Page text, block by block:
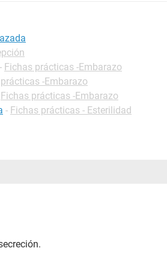
- Fichas prácticas -Embarazo
-Embarazo
Fichas prácticas -Embarazo
- Fichas prácticas - Esterilidad